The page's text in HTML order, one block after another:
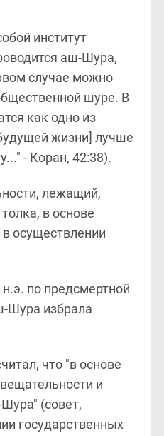
институт
аш-Шура,
случае можно
шуре. В
как одно из
жизни] лучше
- Коран, 42:38).
лежащий,
в основе
осуществлении
по предсмертной
Шура избрала
что "в основе
и
(совет,
государственных